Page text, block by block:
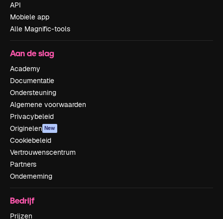
API
Mobiele app
Alle Magnific-tools
Aan de slag
Academy
Documentatie
Ondersteuning
Algemene voorwaarden
Privacybeleid
Originelen New
Cookiebeleid
Vertrouwenscentrum
Partners
Onderneming
Bedrijf
Prijzen